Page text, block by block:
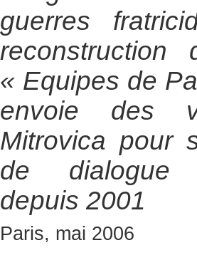
guerres
reconstruction
« Equipes de
envoie des
Mitrovica pour
de dialogue
depuis 2001
Paris, mai 2006